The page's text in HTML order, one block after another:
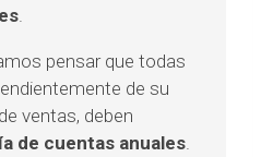
pensar que todas
de su
ventas, deben
de cuentas anuales